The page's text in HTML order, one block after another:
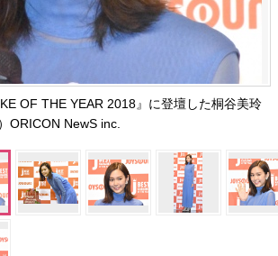
OF THE YEAR 2018』に登壇した桐谷美玲
ORICON NewS inc.